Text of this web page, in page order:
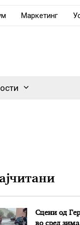
Маркетинг
Сцени од
во сред